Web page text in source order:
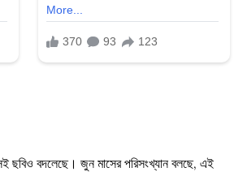
ছবিও বদলেছে। জুন মাসের পরিসংখ্যান বলছে, এই